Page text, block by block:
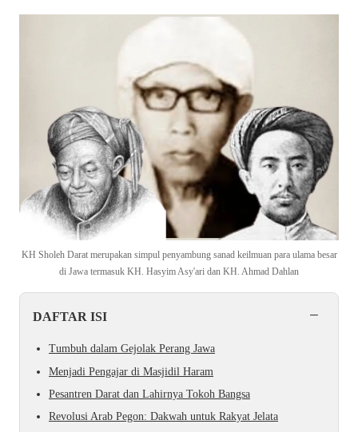
KH Sholeh Darat merupakan simpul penyambung sanad keilmuan para ulama besar
di Jawa termasuk KH. Hasyim Asy'ari dan KH. Ahmad Dahlan
DAFTAR ISI −
Tumbuh dalam Gejolak Perang Jawa
Menjadi Pengajar di Masjidil Haram
Pesantren Darat dan Lahirnya Tokoh Bangsa
Revolusi Arab Pegon: Dakwah untuk Rakyat Jelata